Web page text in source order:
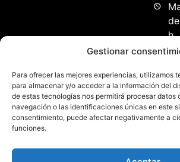
Gestionar
Para ofrecer las mejores experiencias, utilizamos
para almacenar y/o acceder a la información del
de estas tecnologías nos permitirá procesar datos
navegación o las identificaciones únicas en este
consentimiento, puede afectar negativamente a
funciones.
h.
Patrocinadores